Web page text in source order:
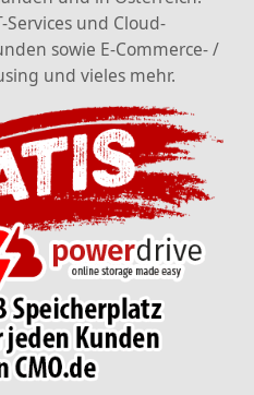
und Cloud-
sowie E-Commerce- /
und vieles mehr.